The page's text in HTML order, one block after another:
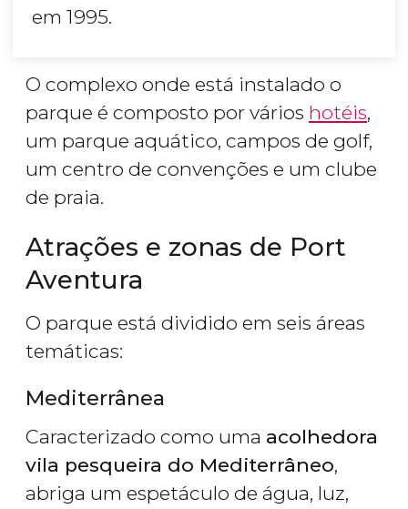
em 1995.
O complexo onde está instalado o
parque é composto por vários hotéis,
um parque aquático, campos de golf,
um centro de convenções e um clube
de praia.
Atrações e zonas de Port
Aventura
O parque está dividido em seis áreas
temáticas:
Mediterrânea
Caracterizado como uma acolhedora
vila pesqueira do Mediterrâneo,
abriga um espetáculo de água, luz,